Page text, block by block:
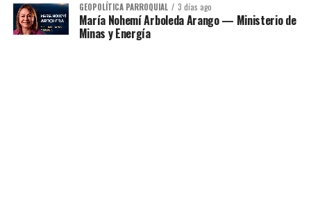
GEOPOLÍTICA PARROQUIAL 3 días ago
María Nohemí Arboleda Arango — Ministerio de
Minas y Energía